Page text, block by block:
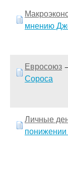
мнению
Евросоюз
Сороса
Личные